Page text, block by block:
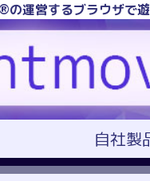
運営するブラウザで
自社製